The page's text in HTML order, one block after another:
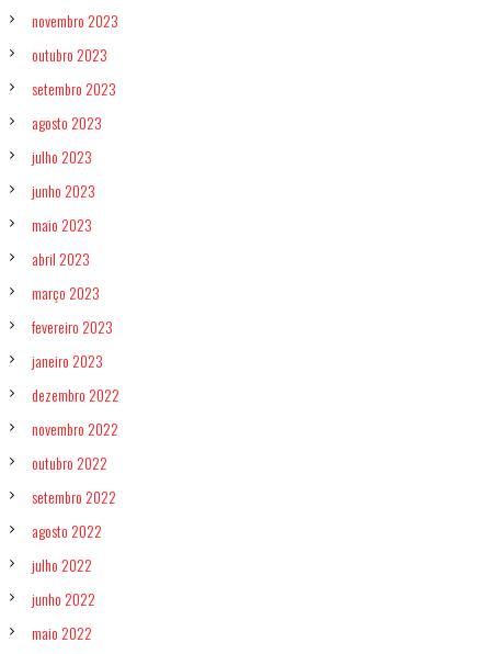
novembro 2023
outubro 2023
setembro 2023
agosto 2023
julho 2023
junho 2023
maio 2023
abril 2023
março 2023
fevereiro 2023
janeiro 2023
dezembro 2022
novembro 2022
outubro 2022
setembro 2022
agosto 2022
julho 2022
junho 2022
maio 2022